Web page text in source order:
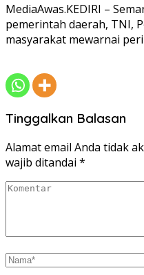
MediaAwas.KEDIRI –
pemerintah daerah, TNI,
masyarakat mewarnai
Tinggalkan Balasan
Alamat email Anda tidak
wajib ditandai *